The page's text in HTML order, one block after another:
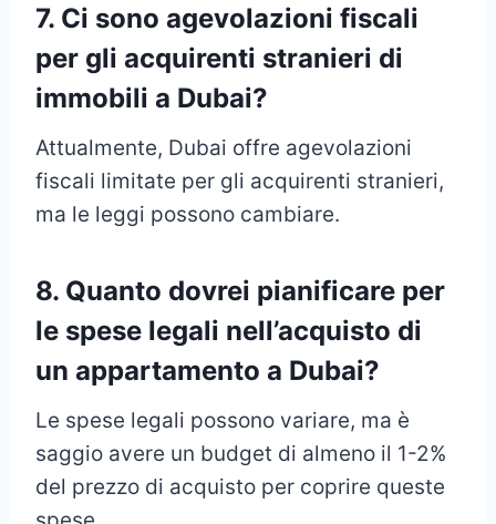
7. Ci sono agevolazioni fiscali
per gli acquirenti stranieri di
immobili a Dubai?
Attualmente, Dubai offre agevolazioni
fiscali limitate per gli acquirenti stranieri,
ma le leggi possono cambiare.
8. Quanto dovrei pianificare per
le spese legali nell’acquisto di
un appartamento a Dubai?
Le spese legali possono variare, ma è
saggio avere un budget di almeno il 1-2%
del prezzo di acquisto per coprire queste